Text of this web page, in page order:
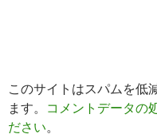
このサイトはスパムを低
ます。
コメントデータの
ださい。